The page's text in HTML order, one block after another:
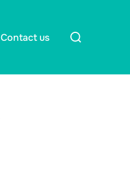
Contact us
Search